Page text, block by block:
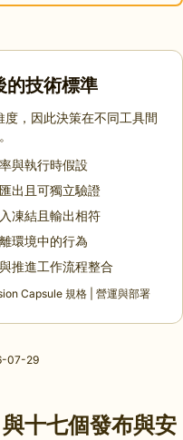
的技術標準
，因此決策在不同工具間
與執行時假設
出且可獨立驗證
凍結且輸出相符
環境中的行為
推進工作流程整合
Capsule 規格 營運與部署
07-29
十七個發布與安